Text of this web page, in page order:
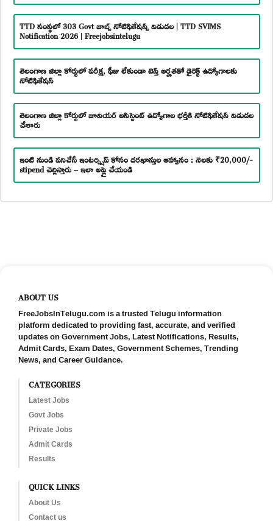
TTD సంస్థలో 303 Govt జాబ్స్ నోటిఫికేషన్స్ విడుదల | TTD SVIMS
Notification 2026 | Freejobsintelugu
తెలంగాణ జిల్లా కోర్టులో పరీక్ష, ఫీజు లేకుండా టెన్త్ అర్హతతో డైరెక్ట్ ఉద్యోగాలకు
నోటిఫికేషన్
తెలంగాణ జిల్లా కోర్టులో జూనియర్ అసిస్టెంట్ ఉద్యోగాల భర్తీకి నోటిఫికేషన్ విడుదల
చేశారు
ఇంటి నుండి పనిచేసే ఇంటర్న్షిప్ కోసం దరఖాస్తుల ఆహ్వానం : నెలకు ₹20,000/-
stipend చెల్లిస్తారు – ఇలా అప్లై చేయండి
ABOUT US
FreeJobsInTelugu.com is a trusted Telugu information
platform dedicated to providing fast, accurate, and verified
updates on Government Jobs, Latest Notifications, Results,
Admit Cards, Exam Dates, Government Schemes, Trending
News, and Career Guidance.
CATEGORIES
Latest Jobs
Govt Jobs
Private Jobs
Admit Cards
Results
QUICK LINKS
About Us
Contact us